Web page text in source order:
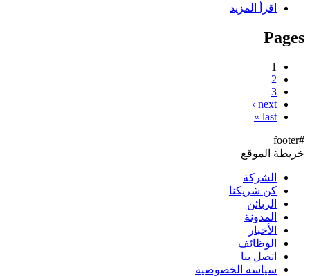
اقرأ المزيد
Pages
1
2
3
next ›
last »
#footer
خريطة الموقع
الشركة
كن شريكنا
الزبائن
المدونة
الأخبار
الوظائف
اتصل بنا
سياسة الخصوصية